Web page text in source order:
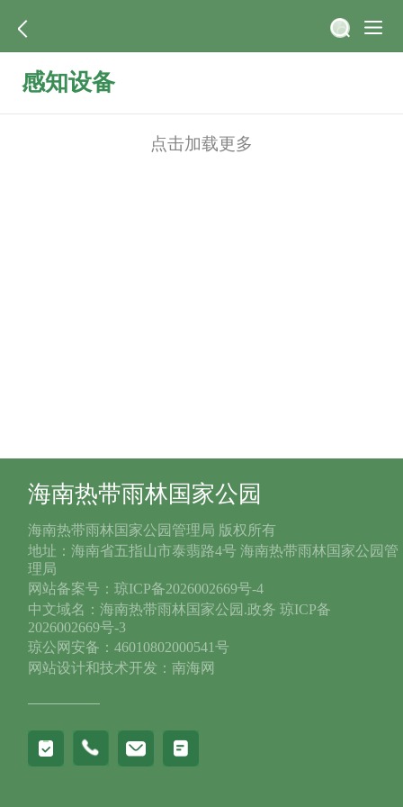
感知设备
点击加载更多
海南热带雨林国家公园
海南热带雨林国家公园管理局 版权所有
地址：海南省五指山市泰翡路4号 海南热带雨林国家公园管
理局
网站备案号：琼ICP备2026002669号-4
中文域名：海南热带雨林国家公园.政务 琼ICP备
2026002669号-3
琼公网安备：46010802000541号
网站设计和技术开发：南海网